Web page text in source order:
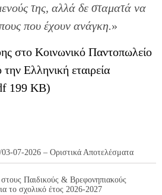
της, αλλά δε σταματά να
που έχουν ανάγκη.»
στο Κοινωνικό Παντοπωλείο
Ελληνική εταιρεία
199 KB)
07-2026 – Οριστικά Αποτελέσματα
Παιδικούς & Βρεφονηπιακούς
το σχολικό έτος 2026-2027